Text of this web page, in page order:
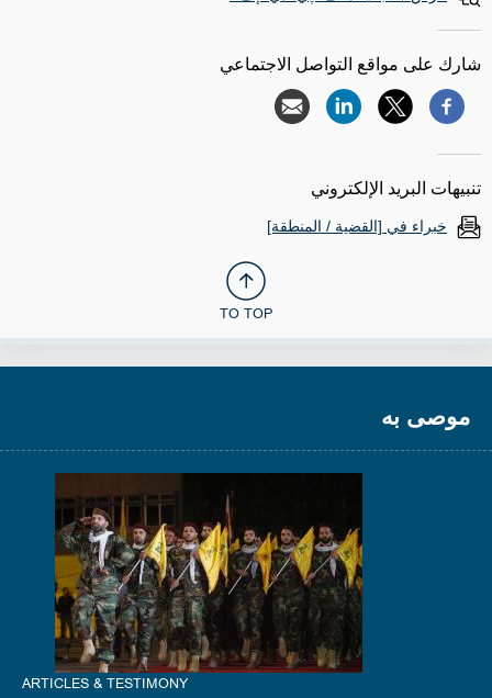
شارك على مواقع التواصل الاجتماعي
تنبيهات البريد الإلكتروني
خبراء في [القضية / المنطقة]
TO TOP
موصى به
ARTICLES & TESTIMONY